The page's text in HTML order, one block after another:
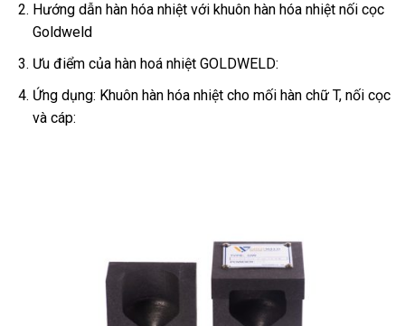
Hướng dẫn hàn hóa nhiệt với khuôn hàn hóa nhiệt nối cọc
Goldweld
Ưu điểm của hàn hoá nhiệt GOLDWELD:
Ứng dụng: Khuôn hàn hóa nhiệt cho mối hàn chữ T, nối cọc
và cáp: